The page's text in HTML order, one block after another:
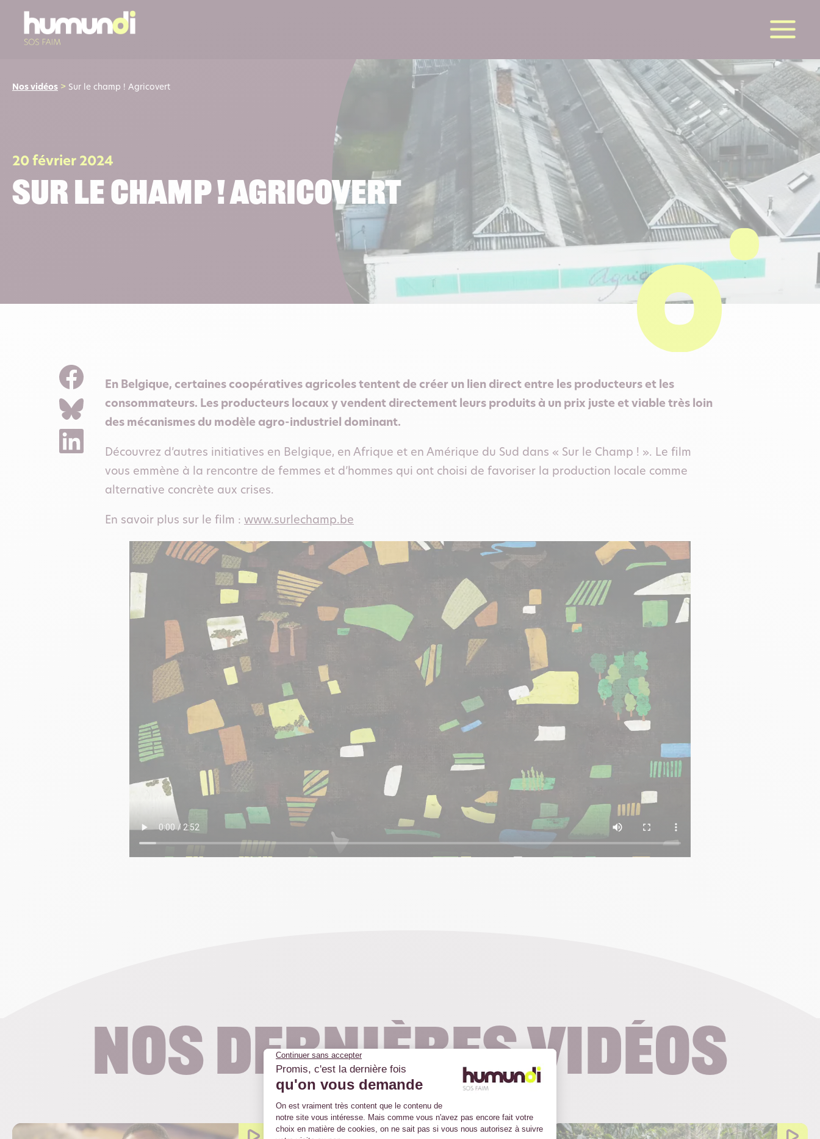
Nos vidéos > Sur le champ ! Agricovert
20 février 2024
Sur le champ ! Agricovert
En Belgique, certaines coopératives agricoles tentent de créer un lien direct entre les producteurs et les
consommateurs. Les producteurs locaux y vendent directement leurs produits à un prix juste et viable très loin
des mécanismes du modèle agro-industriel dominant.
Découvrez d’autres initiatives en Belgique, en Afrique et en Amérique du Sud dans « Sur le Champ ! ». Le film
vous emmène à la rencontre de femmes et d’hommes qui ont choisi de favoriser la production locale comme
alternative concrète aux crises.
En savoir plus sur le film : www.surlechamp.be
Nos dernières vidéos